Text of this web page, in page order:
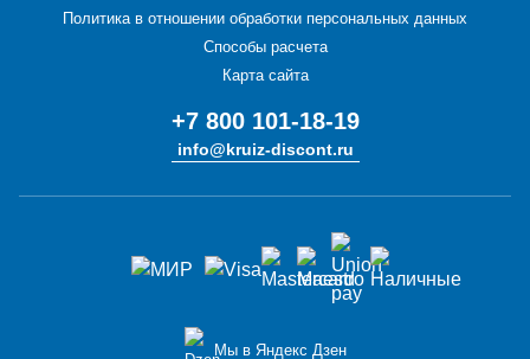
Политика в отношении обработки персональных данных
Способы расчета
Карта сайта
+7 800 101-18-19
info@kruiz-discont.ru
Мы в Яндекс Дзен